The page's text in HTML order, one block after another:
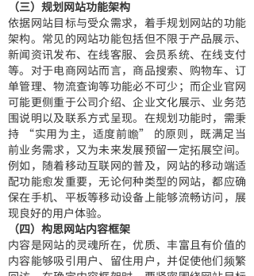
（三）规划网站功能架构
依据网站目标与受众需求，着手规划网站的功能
架构。常见的网站功能包括但不限于产品展示、
新闻资讯发布、在线客服、会员系统、在线支付
等。对于电商网站而言，商品搜索、购物车、订
单管理、物流查询等功能必不可少；而企业官网
可能更侧重于公司介绍、企业文化展示、业务范
围说明以及联系方式呈现。在规划功能时，需秉
持 “实用为主，适度前瞻” 的原则，既满足当
前业务需求，又为未来发展预留一定拓展空间。
例如，随着移动互联网的普及，网站的移动端适
配功能愈发重要，无论何种类型的网站，都应确
保在手机、平板等移动设备上能够流畅访问，展
现良好的用户体验。
（四）构思网站内容框架
内容是网站的灵魂所在，优质、丰富且有价值的
内容能够吸引用户、留住用户，并促使他们频繁